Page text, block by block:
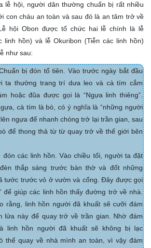
lễ hội, người dân thường chuẩn bị rất nhiều
con cháu an toàn và sau đó là an tâm trở về
hội Obon được tổ chức hai lễ chính là lễ
linh hồn) và lễ Okuribon (Tiễn các linh hồn)
như sau:
bị đón tổ tiên. Vào trước ngày bắt đầu
ta thường trang trí dưa leo và cà tím cắm
hoặc đũa được gọi là “Ngựa linh thiêng”.
cà tím là bò, có ý nghĩa là “những người
ngựa để nhanh chóng trở lại trần gian, sau
để thong thả từ từ quay trở về thế giới bên
đón các linh hồn. Vào chiều tối, người ta đặt
thắp sáng trước bàn thờ và đốt những
tước trước vỏ ở vườn và cổng. Đây được gọi
để giúp các linh hồn thấy đường trở về nhà.
rằng, linh hồn người đã khuất sẽ cưỡi đám
lửa này để quay trở về trần gian. Nhờ đám
linh hồn người đã khuất sẽ không bị lạc
thể quay về nhà mình an toàn, vì vậy đám